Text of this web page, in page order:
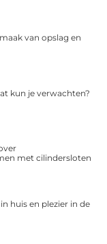
van opslag en
kun je verwachten?
met cilindersloten
huis en plezier in de